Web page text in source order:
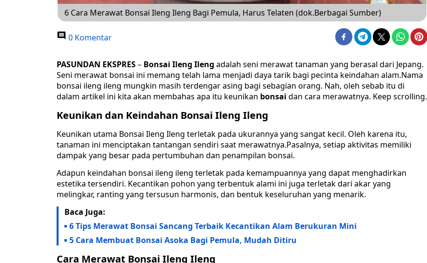
6 Cara Merawat Bonsai Ileng Ileng Bagi Pemula, Harus Telaten (dok.Berbagai Sumber)
0 Komentar
PASUNDAN EKSPRES– Bonsai Ileng Ileng adalah seni merawat tanaman yang berasal dari Jepang.
Seni merawat bonsai ini memang telah lama menjadi daya tarik bagi pecinta keindahan alam.Nama
bonsai ileng ileng mungkin masih terdengar asing bagi sebagian orang. Nah, oleh sebab itu di
dalam artikel ini kita akan membahas apa itu keunikan bonsai dan cara merawatnya. Keep scrolling.
Keunikan dan Keindahan Bonsai Ileng Ileng
Keunikan utama Bonsai Ileng Ileng terletak pada ukurannya yang sangat kecil. Oleh karena itu,
tanaman ini menciptakan tantangan sendiri saat merawatnya.Pasalnya, setiap aktivitas memiliki
dampak yang besar pada pertumbuhan dan penampilan bonsai.
Adapun keindahan bonsai ileng ileng terletak pada kemampuannya yang dapat menghadirkan
estetika tersendiri. Kecantikan pohon yang terbentuk alami ini juga terletak dari akar yang
melingkar, ranting yang tersusun harmonis, dan bentuk keseluruhan yang menarik.
Baca Juga:
6 Tips Merawat Bonsai Sancang Terbaik Kecantikan Alam Berukuran Mini
5 Cara Membuat Bonsai Asoka Bagi Pemula, Mudah Ditiru
Cara Merawat Bonsai Ileng Ileng